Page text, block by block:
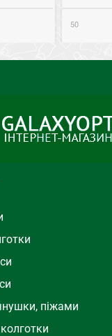
50
СОСТАВ
Трусы
піжами